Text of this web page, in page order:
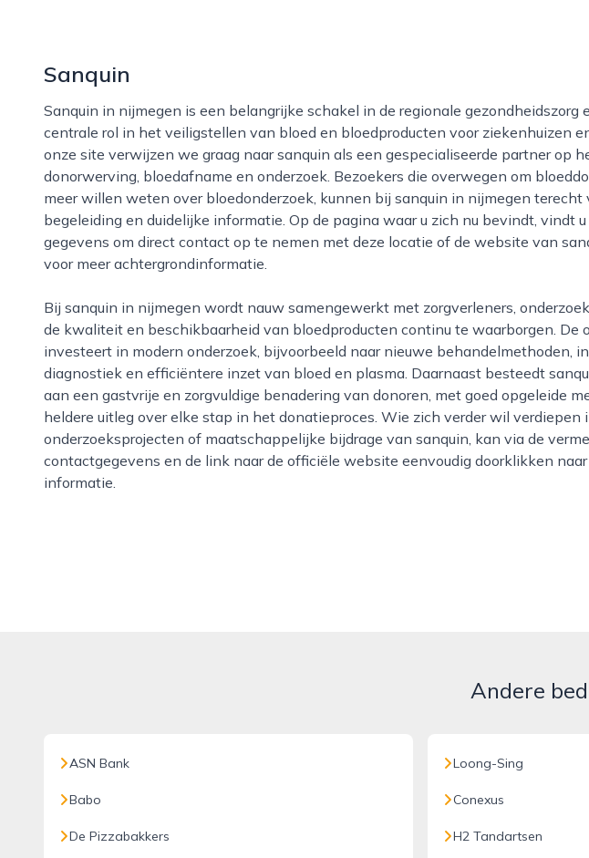
Sanquin
Sanquin in nijmegen is een belangrijke schakel in de regionale gezondheidszorg en speelt een
centrale rol in het veiligstellen van bloed en bloedproducten voor ziekenhuizen
onze site verwijzen we graag naar sanquin als een gespecialiseerde partner op
donorwerving, bloedafname en onderzoek. Bezoekers die overwegen om
meer willen weten over bloedonderzoek, kunnen bij sanquin in nijmegen terecht
begeleiding en duidelijke informatie. Op de pagina waar u zich nu bevindt, vindt
gegevens om direct contact op te nemen met deze locatie of de website van
voor meer achtergrondinformatie.
Bij sanquin in nijmegen wordt nauw samengewerkt met zorgverleners, onderzoekers en donoren om
de kwaliteit en beschikbaarheid van bloedproducten continu te waarborgen. De
investeert in modern onderzoek, bijvoorbeeld naar nieuwe behandelmethoden,
diagnostiek en efficiëntere inzet van bloed en plasma. Daarnaast besteedt
aan een gastvrije en zorgvuldige benadering van donoren, met goed opgeleide
heldere uitleg over elke stap in het donatieproces. Wie zich verder wil verdiepen
onderzoeksprojecten of maatschappelijke bijdrage van sanquin, kan via de
contactgegevens en de link naar de officiële website eenvoudig doorklikken
informatie.
Andere
ASN Bank
Babo
De Pizzabakkers
Loong-Sing
Conexus
H2 Tandartsen